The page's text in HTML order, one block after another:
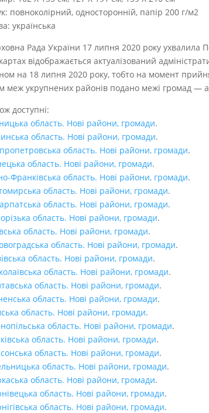
повноколірний, односторонній, папір 200 г/м2
українська
Рада України 17 липня 2020 року ухвалила
відображається актуалізований
на 18 липня 2020 року, тобто на момент
меж укрупнених районів подано межі громад —
доступні:
область. Нові райони, громади.
область. Нові райони, громади.
область. Нові райони, громади.
область. Нові райони, громади.
Франківська область. Нові райони, громади.
область. Нові райони, громади.
область. Нові райони, громади.
область. Нові райони, громади.
область. Нові райони, громади.
область. Нові райони, громади.
область. Нові райони, громади.
область. Нові райони, громади.
область. Нові райони, громади.
область. Нові райони, громади.
область. Нові райони, громади.
область. Нові райони, громади.
область. Нові райони, громади.
область. Нові райони, громади.
область. Нові райони, громади.
область. Нові райони, громади.
область. Нові райони, громади.
область. Нові райони, громади.